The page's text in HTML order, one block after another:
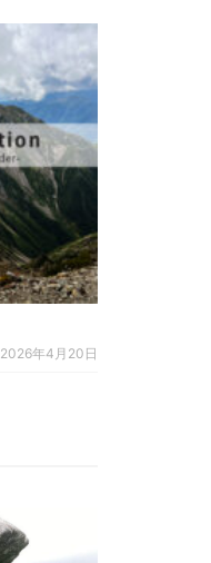
2026年4月20日